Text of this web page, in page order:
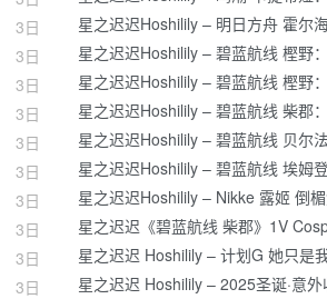
3日
星之迟迟Hoshilily – 明日方舟 霍尔
3日
星之迟迟Hoshilily – 碧蓝航线 樫野
3日
星之迟迟Hoshilily – 碧蓝航线 樫野
3日
星之迟迟Hoshilily – 碧蓝航线 柴郡
3日
星之迟迟Hoshilily – 碧蓝航线 贝尔
3日
星之迟迟Hoshilily – 碧蓝航线 埃姆
3日
星之迟迟Hoshilily – Nikke 露姬 倒
3日
星之迟迟《碧蓝航线 柴郡》1V
3日
星之迟迟 Hoshilily – 计划G 她只是
3日
星之迟迟 Hoshilily – 2025圣诞·意